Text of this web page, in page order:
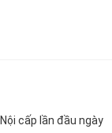
cấp lần đầu ngày